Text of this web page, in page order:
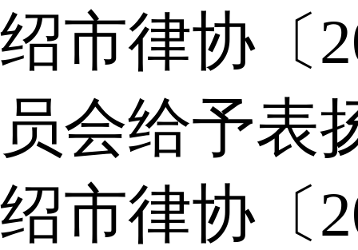
绍市律协〔
员会给予表
绍市律协〔